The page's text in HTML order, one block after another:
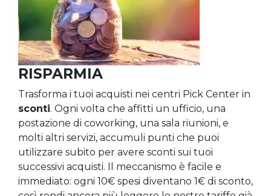
RISPARMIA
Trasforma i tuoi acquisti nei centri Pick Center in
sconti. Ogni volta che affitti un ufficio, una
postazione di coworking, una sala riunioni, e
molti altri servizi, accumuli punti che puoi
utilizzare subito per avere sconti sui tuoi
successivi acquisti. Il meccanismo è facile e
immediato: ogni 10€ spesi diventano 1€ di sconto,